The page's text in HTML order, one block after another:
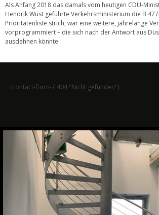
Als Anfang 2018 das damals vom heutigen CDU-
Hendrik Wüst geführte Verkehrsministerium die B
Prioritätenliste strich, war eine weitere, jahrelange
vorprogrammiert – die sich nach der Antwort aus
ausdehnen könnte.
[contact-form-7 404 "Nicht gefunden"]